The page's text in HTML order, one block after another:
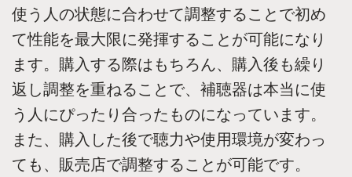
使う人の状態に合わせて調整することで初め
て性能を最大限に発揮することが可能になり
ます。購入する際はもちろん、購入後も繰り
返し調整を重ねることで、補聴器は本当に使
う人にぴったり合ったものになっています。
また、購入した後で聴力や使用環境が変わっ
ても、販売店で調整することが可能です。